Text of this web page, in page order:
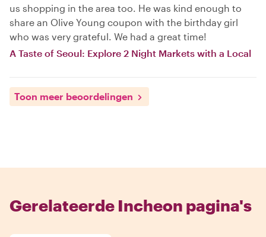
us shopping in the area too. He was kind enough to
share an Olive Young coupon with the birthday girl
who was very grateful. We had a great time!
A Taste of Seoul: Explore 2 Night Markets with a Local
Toon meer beoordelingen
Gerelateerde Incheon pagina's